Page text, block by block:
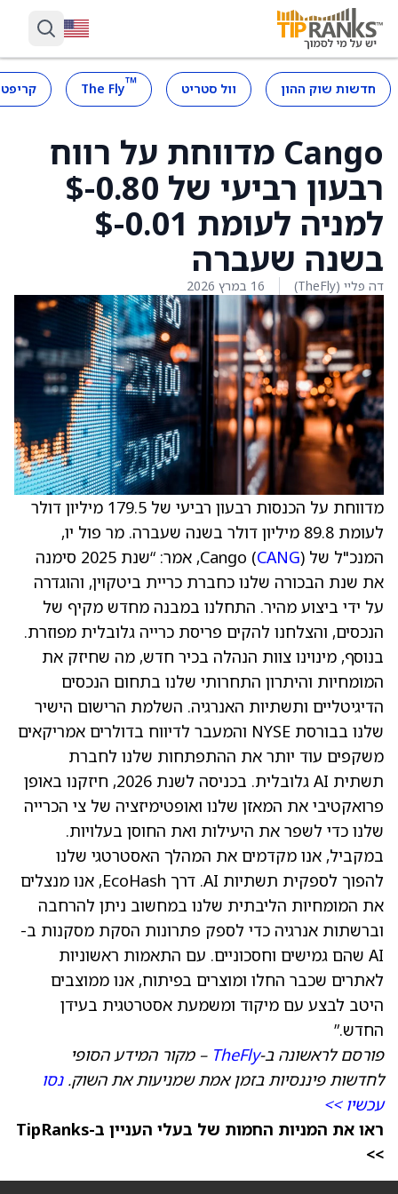
חדשות שוק ההון וול סטריט ™
The Fly
Cango מדווחת על רווח
רבעון רביעי של ‎0.80-$
למניה לעומת ‎0.01-$
בשנה שעברה
דה פליי (TheFly) 16 במרץ 2026
מדווחת על הכנסות רבעון רביעי של ‎179.5 מיליון דולר
לעומת ‎89.8 מיליון דולר בשנה שעברה. מר פול יו,
המנכ"ל של Cango ( CANG
), אמר: “שנת 2025 סימנה
את שנת הבכורה שלנו כחברת כריית ביטקוין, והוגדרה
על ידי ביצוע מהיר. התחלנו במבנה מחדש מקיף של
הנכסים, והצלחנו להקים פריסת כרייה גלובלית מפוזרת.
בנוסף, מינוינו צוות הנהלה בכיר חדש, מה שחיזק את
המומחיות והיתרון התחרותי שלנו בתחום הנכסים
הדיגיטליים ותשתיות האנרגיה. השלמת הרישום הישיר
שלנו בבורסת NYSE והמעבר לדיווח בדולרים אמריקאים
משקפים עוד יותר את ההתפתחות שלנו לחברת
תשתית AI גלובלית. בכניסה לשנת 2026, חיזקנו באופן
פרואקטיבי את המאזן שלנו ואופטימיזציה של צי הכרייה
שלנו כדי לשפר את היעילות ואת החוסן בעלויות.
במקביל, אנו מקדמים את המהלך האסטרטגי שלנו
להפוך לספקית תשתיות AI. דרך EcoHash, אנו מנצלים
את המומחיות הליבתית שלנו במחשוב ניתן להרחבה
וברשתות אנרגיה כדי לספק פתרונות הסקת מסקנות ב-
AI שהם גמישים וחסכוניים. עם התאמות ראשוניות
לאתרים שכבר החלו ומוצרים בפיתוח, אנו ממוצבים
היטב לבצע עם מיקוד ומשמעת אסטרטגית בעידן
החדש.”
פורסם לראשונה ב-TheFly – מקור המידע הסופי
לחדשות פיננסיות בזמן אמת שמניעות את השוק.נסו
עכשיו >>
ראו את המניות החמות של בעלי העניין ב-TipRanks
>>